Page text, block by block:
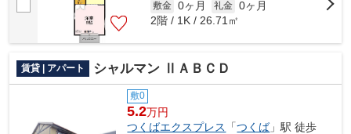
敷金 0ヶ月 礼金 0ヶ月
2階 / 1K / 26.71㎡
賃貸 | アパート シャルマン ⅡＡＢＣＤ
敷0
5.2万円
つくばエクスプレス
「つくば」駅 徒歩